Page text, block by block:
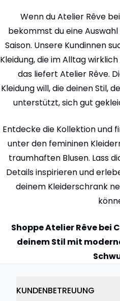
Wenn du Atelier Rêve
bekommst du eine
Saison. Unsere Kundinnen
Kleidung, die im Alltag
das liefert Atelier Rêve.
Kleidung will, die deinen Stil,
unterstützt, sich gut
Entdecke die Kollektion und
unter den femininen
traumhaften Blusen. Lass
Details inspirieren und
deinem Kleiderschrank
Shoppe Atelier Rêve bei
deinem Stil mit
KUNDENBETREUUNG